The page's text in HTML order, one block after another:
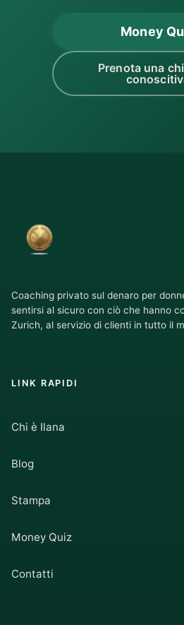
Money
Prenota una
Coaching privato sul denaro per
sentirsi al sicuro con ciò che hanno
Zurich, al servizio di clienti in tutto il
LINK RAPIDI
Chi è Ilana
Blog
Stampa
Money Quiz
Contatti